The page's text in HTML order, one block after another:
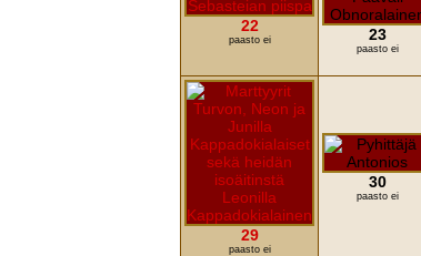
22
paasto ei 23
paasto ei
29
paasto ei
30
paasto ei